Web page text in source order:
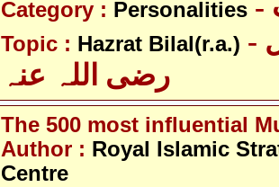
Category : Personalities
Topic : Hazrat Bilal(r.a.) - حضرت بلال
رضی اللہ عنہ
The 500 most influential
Author : Royal Islamic
Centre